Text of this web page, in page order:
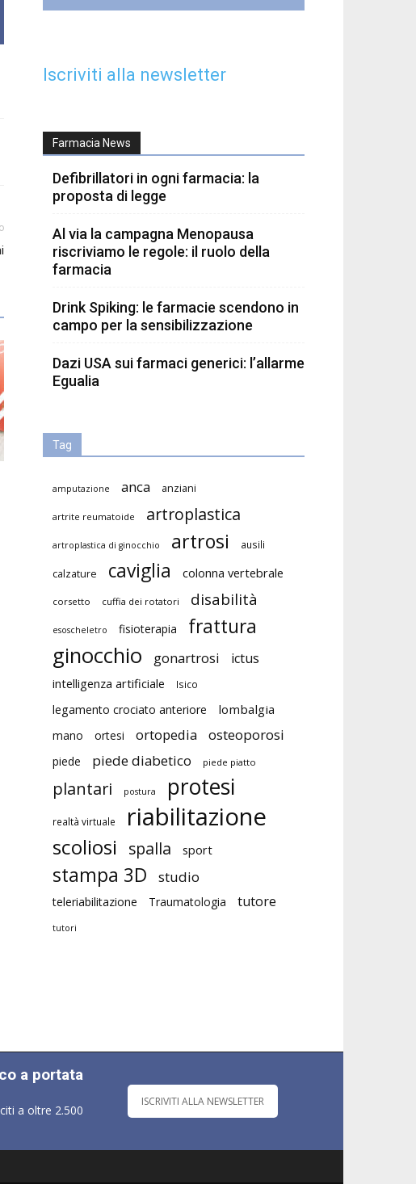
Iscriviti alla newsletter
Farmacia News
Defibrillatori in ogni farmacia: la
proposta di legge
Al via la campagna Menopausa
riscriviamo le regole: il ruolo della
farmacia
Drink Spiking: le farmacie scendono in
campo per la sensibilizzazione
Dazi USA sui farmaci generici: l’allarme
Egualia
Tag
amputazione anca anziani
artrite reumatoide artroplastica
artroplastica di ginocchio artrosi ausili
calzature caviglia colonna vertebrale
corsetto cuffia dei rotatori disabilità
esoscheletro fisioterapia frattura
ginocchio gonartrosi ictus
intelligenza artificiale Isico
legamento crociato anteriore lombalgia
mano ortesi ortopedia osteoporosi
piede piede diabetico piede piatto
plantari postura protesi
realtà virtuale riabilitazione
scoliosi spalla sport
stampa 3D studio
teleriabilitazione Traumatologia tutore
tutori
a portata
a oltre 2.500
ISCRIVITI ALLA NEWSLETTER